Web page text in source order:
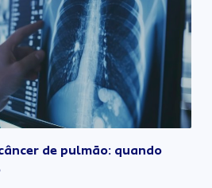
de pulmão: quando